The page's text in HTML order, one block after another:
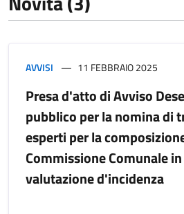
AVVISI 11 FEBBRAIO 2025
Presa d'atto di Avviso
pubblico per la nomina di
esperti per la
Commissione Comunale
valutazione d'incidenza